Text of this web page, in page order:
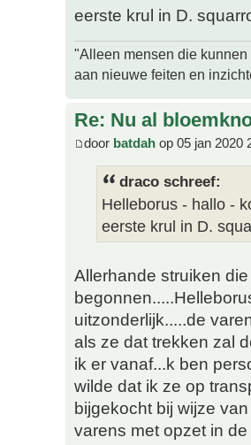
eerste krul in D.
"Alleen mensen die
aan nieuwe feiten en
Re: Nu al
door batdah op 05 jan 2020
draco schreef:
Helleborus - hallo -
eerste krul in D.
Allerhande struiken
uitzonderlijk.....de
als ze dat trekken zal
ik er vanaf...k ben
wilde dat ik ze op
bijgekocht bij wijze
varens met opzet in